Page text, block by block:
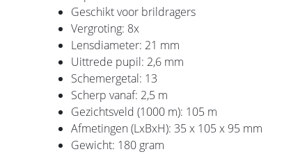
Geschikt voor brildragers
Vergroting: 8x
Lensdiameter: 21 mm
Uittrede pupil: 2,6 mm
Schemergetal: 13
Scherp vanaf: 2,5 m
Gezichtsveld (1000 m): 105 m
Afmetingen (LxBxH): 35 x 105 x 95 mm
Gewicht: 180 gram